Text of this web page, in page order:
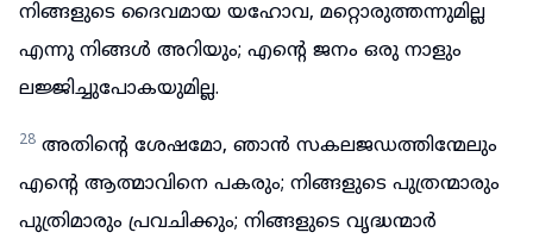
നിങ്ങളുടെ ദൈവമായ യഹോവ, മറ്റൊരുത്തന്നുമില്ല
എന്നു നിങ്ങൾ അറിയും; എന്റെ ജനം ഒരു നാളും
ലജ്ജിച്ചുപോകയുമില്ല.
28 അതിന്റെ ശേഷമോ, ഞാൻ സകലജഡത്തിന്മേലും
എന്റെ ആത്മാവിനെ പകരും; നിങ്ങളുടെ പുത്രന്മാരും
പുത്രിമാരും പ്രവചിക്കും; നിങ്ങളുടെ വൃദ്ധന്മാർ